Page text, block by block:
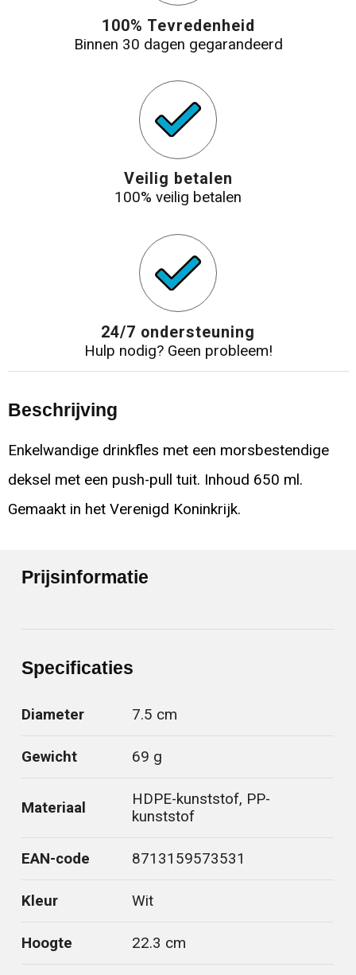
100% Tevredenheid
Binnen 30 dagen gegarandeerd
Veilig betalen
100% veilig betalen
24/7 ondersteuning
Hulp nodig? Geen probleem!
Beschrijving
Enkelwandige drinkfles met een morsbestendige
deksel met een push-pull tuit. Inhoud 650 ml.
Gemaakt in het Verenigd Koninkrijk.
Prijsinformatie
Specificaties
Diameter 7.5 cm
Gewicht 69 g
Materiaal
HDPE-kunststof, PP-
kunststof
EAN-code 8713159573531
Kleur Wit
Hoogte 22.3 cm